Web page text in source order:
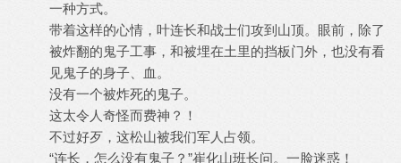
一种方式。
带着这样的心情，叶连长和战士们攻到山顶。眼前，除了
被炸翻的鬼子工事，和被埋在土里的挡板门外，也没有看
见鬼子的身子、血。
没有一个被炸死的鬼子。
这太令人奇怪而费神？！
不过好歹，这松山被我们军人占领。
“连长，怎么没有鬼子？”崔化山班长问。一脸迷惑！